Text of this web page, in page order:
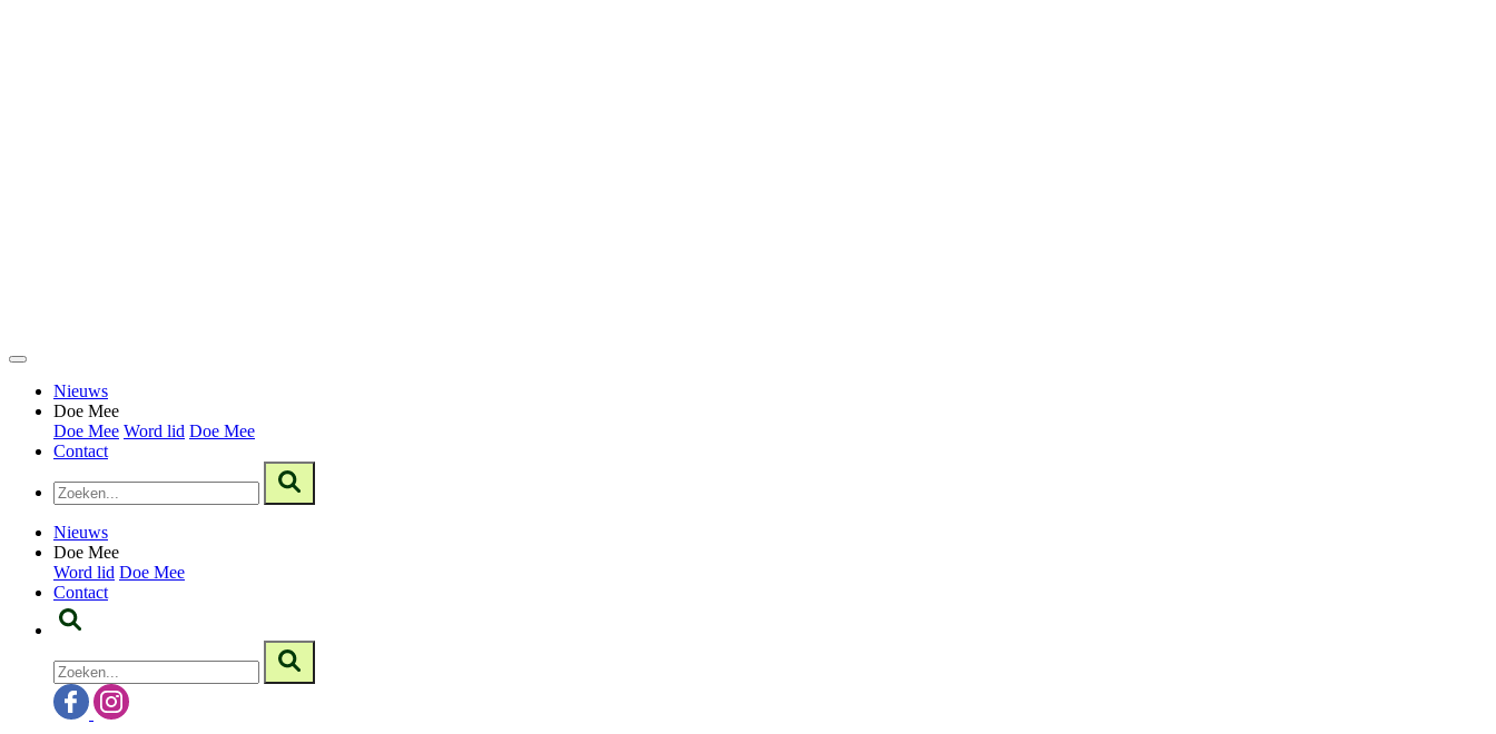
Nieuws
Doe Mee
Doe Mee Word lid Doe Mee
Contact
Nieuws
Doe Mee
Word lid Doe Mee
Contact